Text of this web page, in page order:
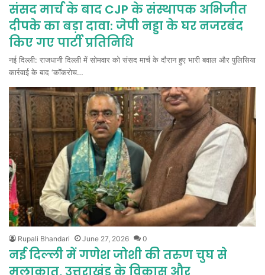
संसद मार्च के बाद CJP के संस्थापक अभिजीत
दीपके का बड़ा दावा: जेपी नड्डा के घर नजरबंद
किए गए पार्टी प्रतिनिधि
नई दिल्ली: राजधानी दिल्ली में सोमवार को संसद मार्च के दौरान हुए भारी बवाल और पुलिसिया
कार्रवाई के बाद ‘कॉकरोच…
Rupali Bhandari June 27, 2026 0
नई दिल्ली में गणेश जोशी की तरुण चुघ से
मुलाकात, उत्तराखंड के विकास और